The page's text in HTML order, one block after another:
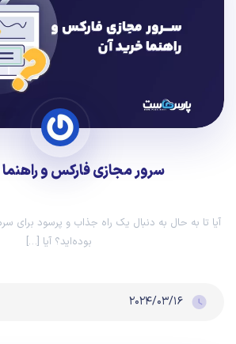
سرور مجازی فارکس و
آیا تا به حال به دنبال یک راه جذاب و پرسود برای
بوده‌اید؟ آیا […]
۲۰۲۴/۰۳/۱۶